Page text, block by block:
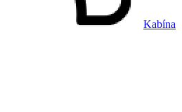
Kabína